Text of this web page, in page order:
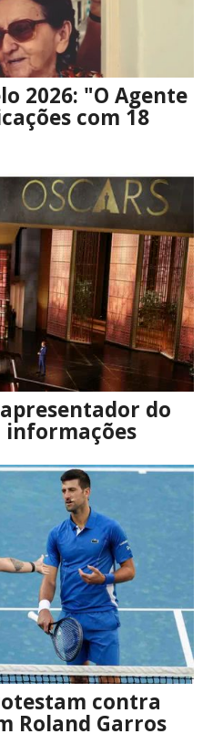
2026: "O Agente
com 18
do
informações
contra
Roland Garros